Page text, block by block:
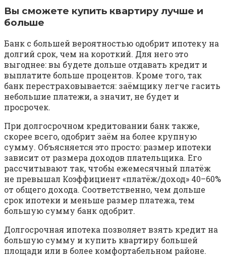
Вы сможете купить квартиру лучше и
больше
Банк с большей вероятностью одобрит ипотеку на
долгий срок, чем на короткий. Для него это
выгоднее: вы будете дольше отдавать кредит и
выплатите больше процентов. Кроме того, так
банк перестраховывается: заёмщику легче гасить
небольшие платежи, а значит, не будет и
просрочек.
При долгосрочном кредитовании банк также,
скорее всего, одобрит заём на более крупную
сумму. Объясняется это просто: размер ипотеки
зависит от размера доходов плательщика. Его
рассчитывают так, чтобы ежемесячный платёж
не превышал Коэффициент «платёж/доход» 40–60%
от общего дохода. Соответственно, чем дольше
срок ипотеки и меньше размер платежа, тем
большую сумму банк одобрит.
Долгосрочная ипотека позволяет взять кредит на
большую сумму и купить квартиру большей
площади или в более комфортабельном районе.